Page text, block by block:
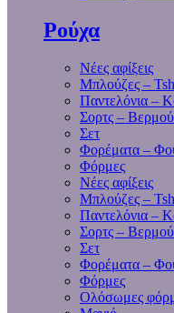
Ρούχα
Νέες αφίξεις
Μπλούζες –
Παντελόνια –
Σορτς –
Σετ
Φορέματα –
Φόρμες
Νέες αφίξεις
Μπλούζες –
Παντελόνια –
Σορτς –
Σετ
Φορέματα –
Φόρμες
Ολόσωμες